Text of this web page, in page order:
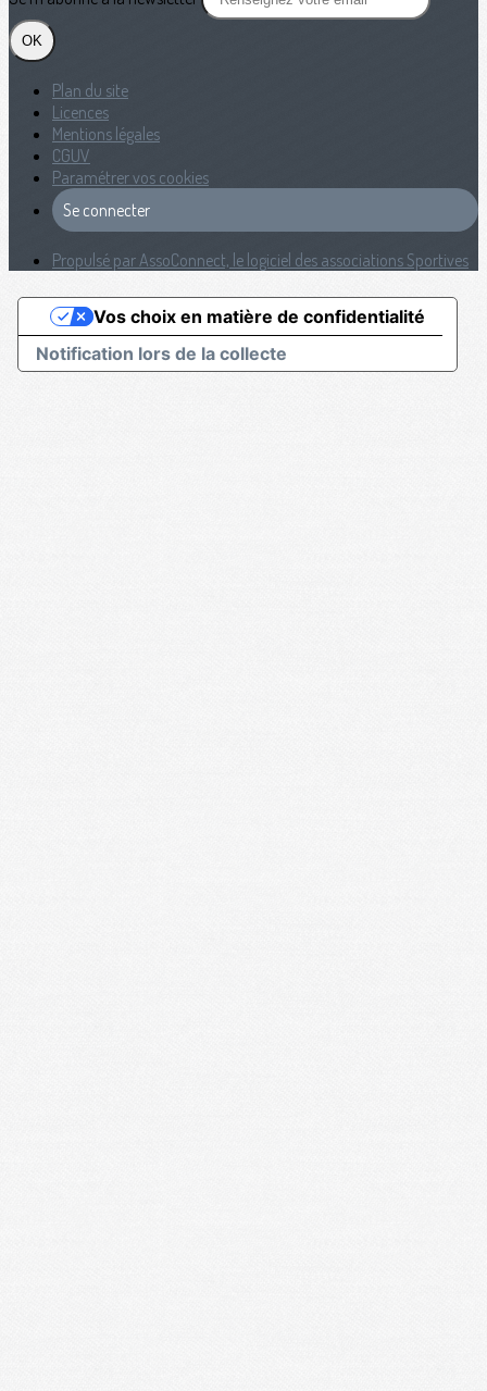
OK
Plan du site
Licences
Mentions légales
CGUV
Paramétrer vos cookies
Se connecter
Propulsé par AssoConnect, le logiciel des associations Sportives
Notification lors de la collecte
Vos choix en matière de confidentialité